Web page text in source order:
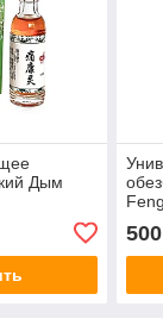
Дым
500